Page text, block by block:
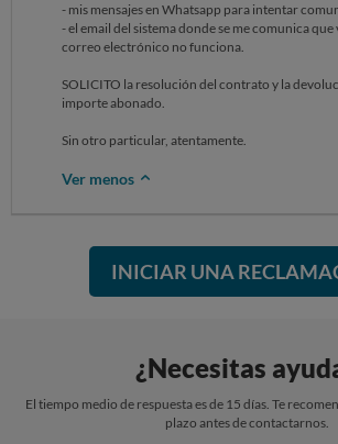
- mis mensajes en Whatsapp para intentar
- el email del sistema donde se me comunica
correo electrónico no funciona.
SOLICITO la resolución del contrato y la
importe abonado.
Sin otro particular, atentamente.
Ver menos
INICIAR UNA
¿Necesitas
El tiempo medio de respuesta es de 15 días. Te
plazo antes de contactarnos.